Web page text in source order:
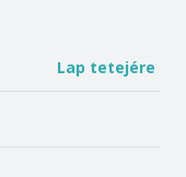
Lap tetejére